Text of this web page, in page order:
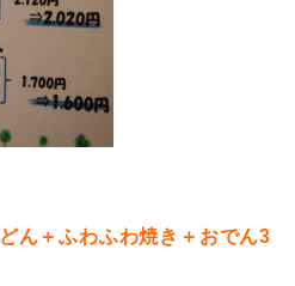
ん＋ふわふわ焼き＋おでん3